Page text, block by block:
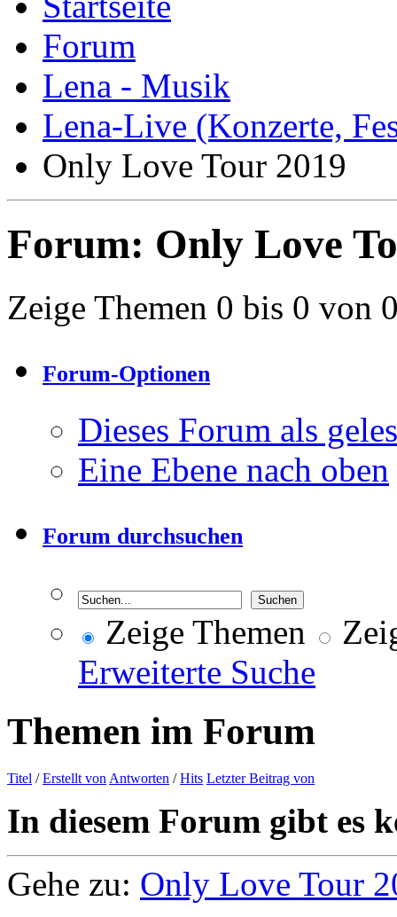
Forum
Lena - Musik
Lena-Live (Konzerte,
Only Love Tour 2019
Forum: Only Love
Zeige Themen 0 bis 0 von
Forum-Optionen
Dieses Forum als
Eine Ebene nach oben
Forum durchsuchen
Zeige Themen
Erweiterte Suche
Themen im Forum
Titel /Erstellt von Antworten /Hits Letzter Beitrag von
In diesem Forum gibt es
Gehe zu: Only Love Tour